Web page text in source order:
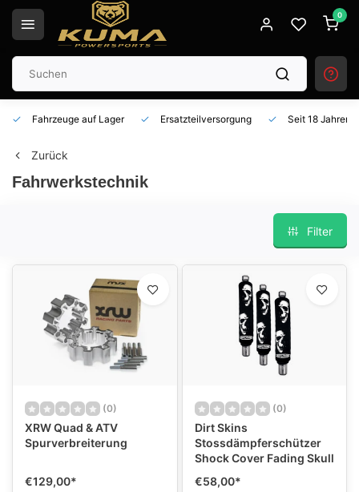
0
Fahrzeuge auf Lager Ersatzteilversorgung Seit 18 Jahren
Zurück
Fahrwerkstechnik
Filter
(0)
XRW Quad & ATV
Spurverbreiterung
€129,00*
(0)
Dirt Skins
Stossdämpferschützer
Shock Cover Fading Skull
€58,00*